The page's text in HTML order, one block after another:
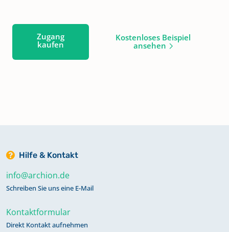
Zugang
kaufen
Kostenloses Beispiel
ansehen
Hilfe & Kontakt
info@archion.de
Schreiben Sie uns eine E-Mail
Kontaktformular
Direkt Kontakt aufnehmen